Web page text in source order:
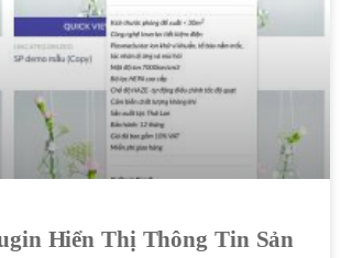
Hiển Thị Thông Tin Sản